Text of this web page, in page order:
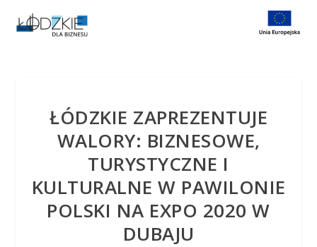
ŁÓDZKIE ZAPREZENTUJE
WALORY: BIZNESOWE,
TURYSTYCZNE I
KULTURALNE W PAWILONIE
POLSKI NA EXPO 2020 W
DUBAJU